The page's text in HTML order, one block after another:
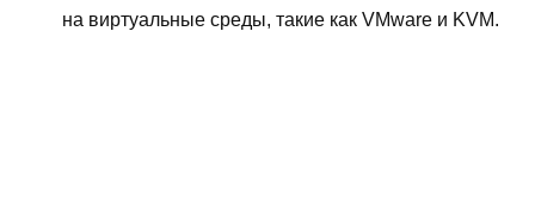
на виртуальные среды, такие как VMware и KVM.